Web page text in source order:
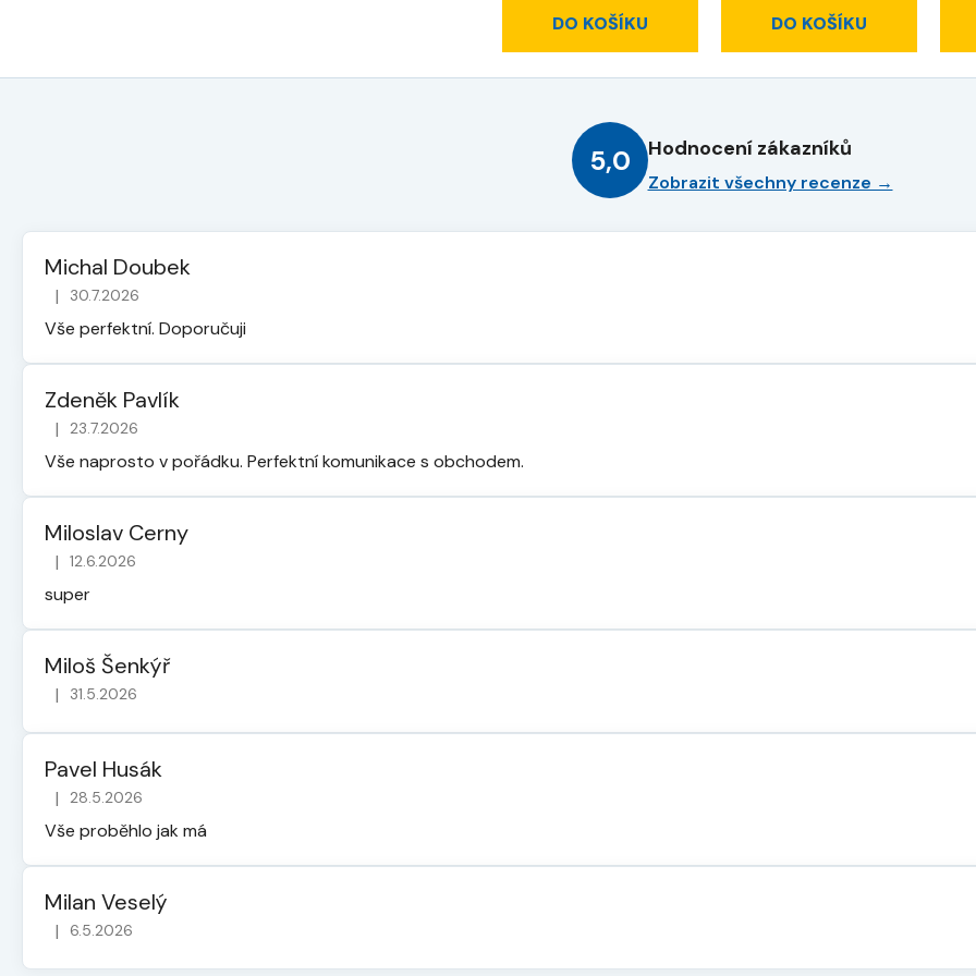
DO KOŠÍKU DO KOŠÍKU
5,0 Hodnocení zákazníků
Zobrazit všechny recenze →
Michal Doubek
Hodnocení obchodu je 5 z 5 hvězdiček.
| 30.7.2026
Vše perfektní. Doporučuji
Zdeněk Pavlík
Hodnocení obchodu je 5 z 5 hvězdiček.
| 23.7.2026
Vše naprosto v pořádku. Perfektní komunikace s obchodem.
Miloslav Cerny
Hodnocení obchodu je 5 z 5 hvězdiček.
| 12.6.2026
super
Miloš Šenkýř
Hodnocení obchodu je 5 z 5 hvězdiček.
| 31.5.2026
Pavel Husák
Hodnocení obchodu je 5 z 5 hvězdiček.
| 28.5.2026
Vše proběhlo jak má
Milan Veselý
Hodnocení obchodu je 5 z 5 hvězdiček.
| 6.5.2026